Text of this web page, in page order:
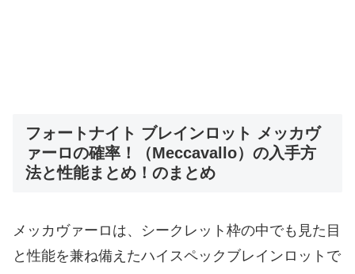
フォートナイト ブレインロット メッカヴ
ァーロの確率！（Meccavallo）の入手方
法と性能まとめ！のまとめ
メッカヴァーロは、シークレット枠の中でも見た目
と性能を兼ね備えたハイスペックブレインロットで